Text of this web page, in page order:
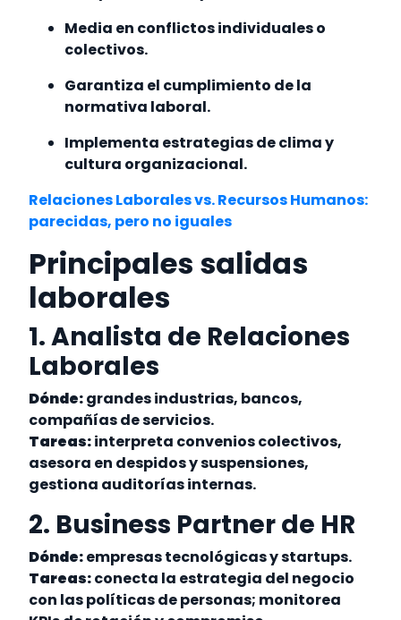
Media en conflictos individuales o
colectivos.
Garantiza el cumplimiento de la
normativa laboral.
Implementa estrategias de clima y
cultura organizacional.
Relaciones Laborales vs. Recursos Humanos:
parecidas, pero no iguales
Principales salidas
laborales
1. Analista de Relaciones
Laborales
Dónde:grandes industrias, bancos,
compañías de servicios.
Tareas:interpreta convenios colectivos,
asesora en despidos y suspensiones,
gestiona auditorías internas.
2. Business Partner de HR
Dónde:empresas tecnológicas y startups.
Tareas:conecta la estrategia del negocio
con las políticas de personas; monitorea